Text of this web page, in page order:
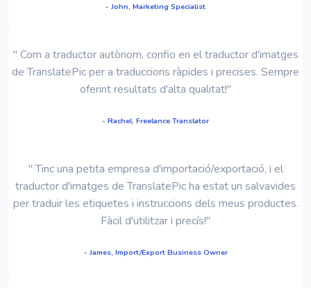
- John, Marketing Specialist
" Com a traductor autònom, confio en el traductor d'imatges
de TranslatePic per a traduccions ràpides i precises. Sempre
oferint resultats d'alta qualitat!"
- Rachel, Freelance Translator
" Tinc una petita empresa d'importació/exportació, i el
traductor d'imatges de TranslatePic ha estat un salvavides
per traduir les etiquetes i instruccions dels meus productes.
Fàcil d'utilitzar i precís!"
- James, Import/Export Business Owner